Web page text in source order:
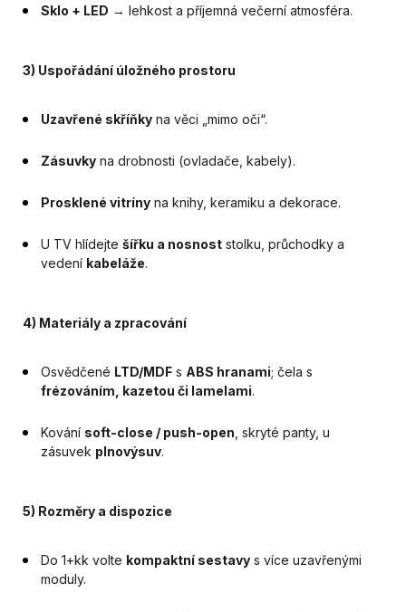
Sklo + LED → lehkost a příjemná večerní atmosféra.
3) Uspořádání úložného prostoru
Uzavřené skříňky na věci „mimo oči“.
Zásuvky na drobnosti (ovladače, kabely).
Prosklené vitríny na knihy, keramiku a dekorace.
U TV hlídejte šířku a nosnost stolku, průchodky a
vedení kabeláže.
4) Materiály a zpracování
Osvědčené LTD/MDF s ABS hranami; čela s
frézováním, kazetou či lamelami.
Kování soft-close / push-open , skryté panty, u
zásuvek plnovýsuv.
5) Rozměry a dispozice
Do 1+kk volte kompaktní sestavy s více uzavřenými
moduly.